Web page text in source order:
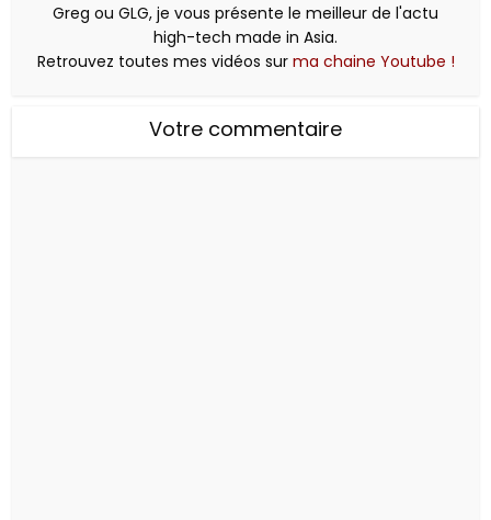
Greg ou GLG, je vous présente le meilleur de l'actu
high-tech made in Asia.
Retrouvez toutes mes vidéos sur ma chaine Youtube !
Votre commentaire